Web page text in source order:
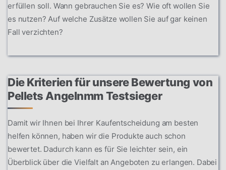
erfüllen soll. Wann gebrauchen Sie es? Wie oft wollen Sie
es nutzen? Auf welche Zusätze wollen Sie auf gar keinen
Fall verzichten?
Die Kriterien für unsere Bewertung von
Pellets Angelnmm Testsieger
Damit wir Ihnen bei Ihrer Kaufentscheidung am besten
helfen können, haben wir die Produkte auch schon
bewertet. Dadurch kann es für Sie leichter sein, ein
Überblick über die Vielfalt an Angeboten zu erlangen. Dabei